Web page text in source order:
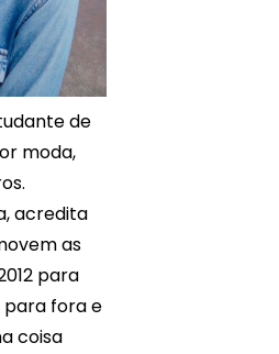
de
moda,
acredita
as
para
fora e
coisa